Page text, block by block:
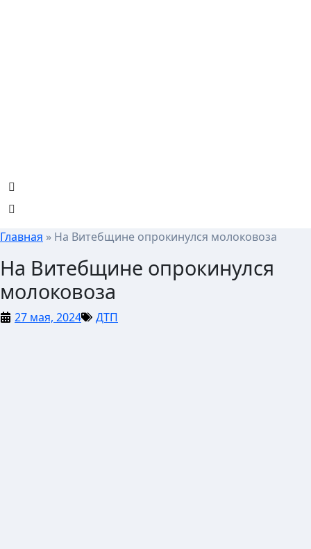
Главная » На Витебщине опрокинулся молоковоза
На Витебщине опрокинулся
молоковоза
27 мая, 2024 ДТП